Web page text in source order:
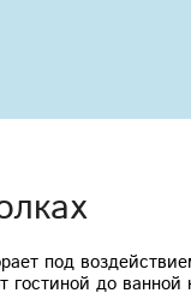
под
до ванной